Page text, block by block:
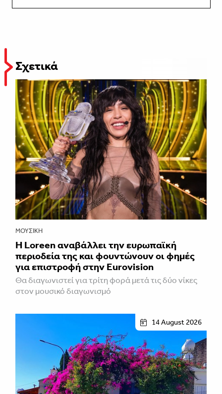
Σχετικά
ΜΟΥΣΙΚΉ
Η Loreen αναβάλλει την ευρωπαϊκή
περιοδεία της και φουντώνουν οι φημές
για επιστροφή στην Eurovision
Θα διαγωνιστεί για τρίτη φορά μετά τις δύο νίκες
στον μουσικό διαγωνισμό
14 August 2026